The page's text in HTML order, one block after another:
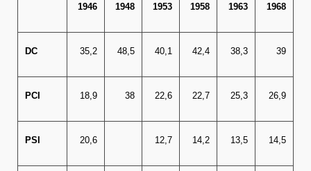
1946 1948 1953 1958 1963 1968
DC 35,2 48,5 40,1 42,4 38,3 39
PCI 18,9 38 22,6 22,7 25,3 26,9
PSI 20,6 12,7 14,2 13,5 14,5